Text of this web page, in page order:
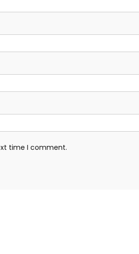
time I comment.